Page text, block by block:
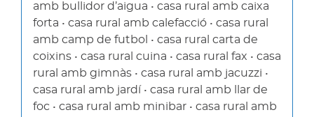
amb bullidor d’aigua • casa rural amb caixa
forta • casa rural amb calefacció • casa rural
amb camp de futbol • casa rural carta de
coixins • casa rural cuina • casa rural fax • casa
rural amb gimnàs • casa rural amb jacuzzi •
casa rural amb jardí • casa rural amb llar de
foc • casa rural amb minibar • casa rural amb